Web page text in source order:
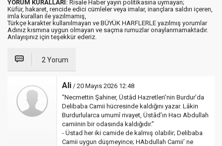
YORUM KURALLARI: Risale Haber yayın politikasına uymayan;
Küfür, hakaret, rencide edici cümleler veya imalar, inançlara saldırı içeren,
imla kuralları ile yazılmamış,
Türkçe karakter kullanılmayan ve BÜYÜK HARFLERLE yazılmış yorumlar
Adınız kısmına uygun olmayan ve saçma rumuzlar onaylanmamaktadır.
Anlayışınız için teşekkür ederiz.
2 Yorum
Ali / 20 Mayıs 2026 12:48
“Necmettin Şahiner, Üstâd Hazretleri’nin Burdur’da
Delibaba Camii hücresinde kaldığını yazar. Lâkin
Burdurlularca umumî rivayet, Üstâd’ın Hacı Abdullah
camiinin bir odasında kaldığıdır.”
- Üstad her iki camide de kalmış olabilir; Delibaba
Camii uygun düşmeyince; HAbdullah Camii’ ne